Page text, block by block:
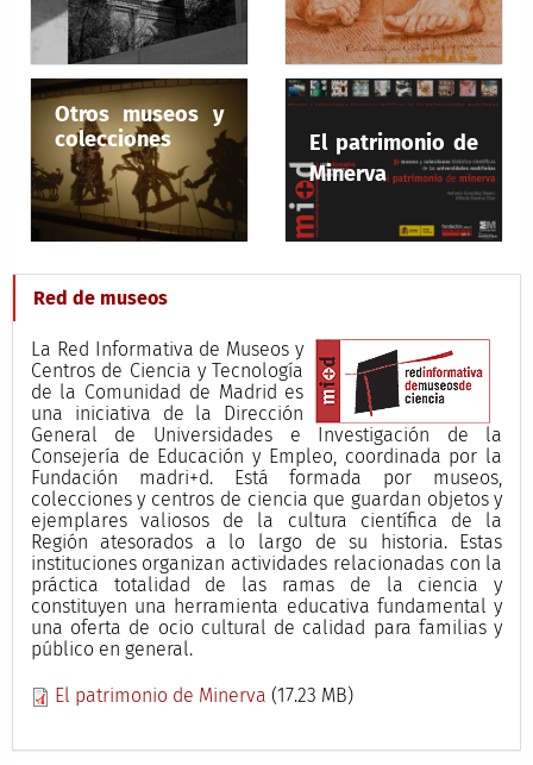
Otros museos y
colecciones
El patrimonio de
Minerva
Red de museos
La Red Informativa de Museos y
Centros de Ciencia y Tecnología
de la Comunidad de Madrid es
una iniciativa de la Dirección
General de Universidades e Investigación de la
Consejería de Educación y Empleo, coordinada por la
Fundación madri+d. Está formada por museos,
colecciones y centros de ciencia que guardan objetos y
ejemplares valiosos de la cultura científica de la
Región atesorados a lo largo de su historia. Estas
instituciones organizan actividades relacionadas con la
práctica totalidad de las ramas de la ciencia y
constituyen una herramienta educativa fundamental y
una oferta de ocio cultural de calidad para familias y
público en general.
El patrimonio de Minerva (17.23 MB)